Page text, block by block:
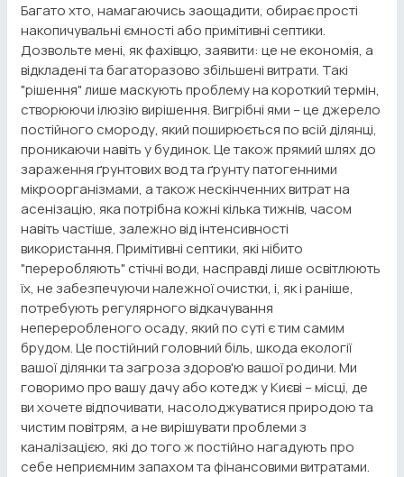
Багато хто, намагаючись заощадити, обирає прості
накопичувальні ємності або примітивні септики.
Дозвольте мені, як фахівцю, заявити: це не економія, а
відкладені та багаторазово збільшені витрати. Такі
"рішення" лише маскують проблему на короткий термін,
створюючи ілюзію вирішення. Вигрібні ями – це джерело
постійного смороду, який поширюється по всій ділянці,
проникаючи навіть у будинок. Це також прямий шлях до
зараження ґрунтових вод та ґрунту патогенними
мікроорганізмами, а також нескінченних витрат на
асенізацію, яка потрібна кожні кілька тижнів, часом
навіть частіше, залежно від інтенсивності
використання. Примітивні септики, які нібито
"переробляють" стічні води, насправді лише освітлюють
їх, не забезпечуючи належної очистки, і, як і раніше,
потребують регулярного відкачування
непереробленого осаду, який по суті є тим самим
брудом. Це постійний головний біль, шкода екології
вашої ділянки та загроза здоров'ю вашої родини. Ми
говоримо про вашу дачу або котедж у Києві – місці, де
ви хочете відпочивати, насолоджуватися природою та
чистим повітрям, а не вирішувати проблеми з
каналізацією, які до того ж постійно нагадують про
себе неприємним запахом та фінансовими витратами.